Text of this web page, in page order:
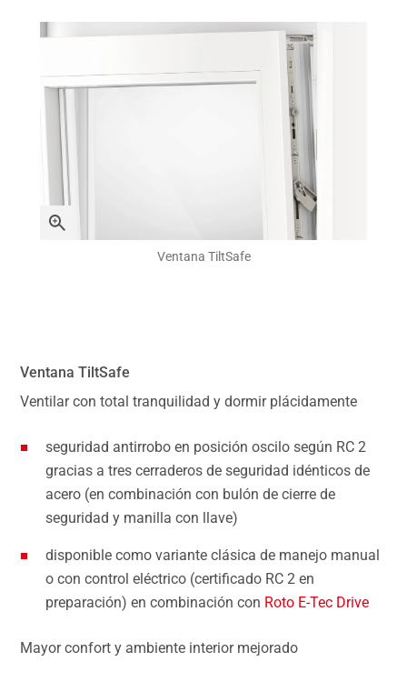
Ventana TiltSafe
Ventana TiltSafe
Ventilar con total tranquilidad y dormir plácidamente
seguridad antirrobo en posición oscilo según RC 2
gracias a tres cerraderos de seguridad idénticos de
acero (en combinación con bulón de cierre de
seguridad y manilla con llave)
disponible como variante clásica de manejo manual
o con control eléctrico (certificado RC 2 en
preparación) en combinación con Roto E-Tec Drive
Mayor confort y ambiente interior mejorado